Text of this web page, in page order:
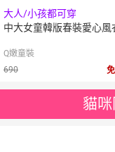
大人/小孩都可穿
中大女童韓版春裝愛心風
Q嫩童裝
690
貓